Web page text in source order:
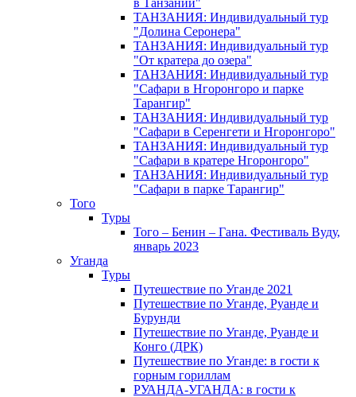
в Танзании"
ТАНЗАНИЯ: Индивидуальный тур
"Долина Серонера"
ТАНЗАНИЯ: Индивидуальный тур
"От кратера до озера"
ТАНЗАНИЯ: Индивидуальный тур
"Сафари в Нгоронгоро и парке
Тарангир"
ТАНЗАНИЯ: Индивидуальный тур
"Сафари в Серенгети и Нгоронгоро"
ТАНЗАНИЯ: Индивидуальный тур
"Сафари в кратере Нгоронгоро"
ТАНЗАНИЯ: Индивидуальный тур
"Сафари в парке Тарангир"
Того
Туры
Того – Бенин – Гана. Фестиваль Вуду,
январь 2023
Уганда
Туры
Путешествие по Уганде 2021
Путешествие по Уганде, Руанде и
Бурунди
Путешествие по Уганде, Руанде и
Конго (ДРК)
Путешествие по Уганде: в гости к
горным гориллам
РУАНДА-УГАНДА: в гости к